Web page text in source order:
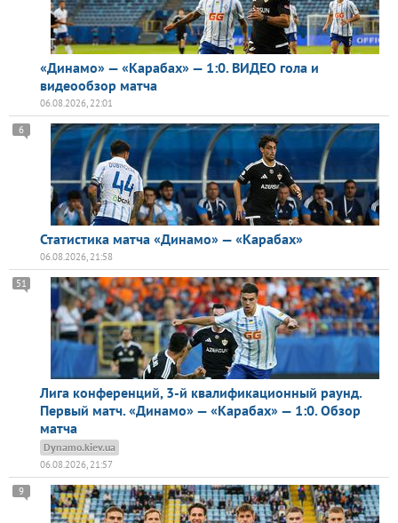
«Динамо» — «Карабах» — 1:0. ВИДЕО гола и
видеообзор матча
06.08.2026, 22:01
Статистика матча «Динамо» — «Карабах»
6
06.08.2026, 21:58
Лига конференций, 3-й квалификационный раунд.
Первый матч. «Динамо» — «Карабах» — 1:0. Обзор
матча
51
Dynamo.kiev.ua
06.08.2026, 21:57
9